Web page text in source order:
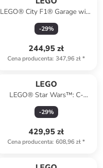
LEGO® City F1® Garage with
Mercedes-AMG and Alpine
racing cars - 7+
-29%
244,95 zł
Cena producenta: 347,96 zł*
LEGO
LEGO® Star Wars™: C-
3PO™ - 18+
-29%
429,95 zł
Cena producenta: 608,96 zł*